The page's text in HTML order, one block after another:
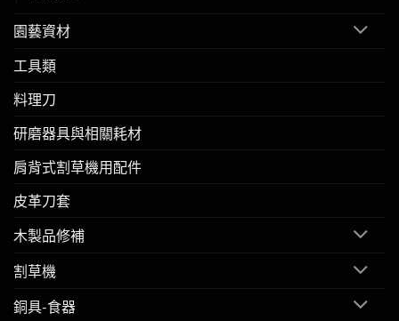
園藝資材
工具類
料理刀
研磨器具與相關耗材
肩背式割草機用配件
皮革刀套
木製品修補
割草機
銅具-食器